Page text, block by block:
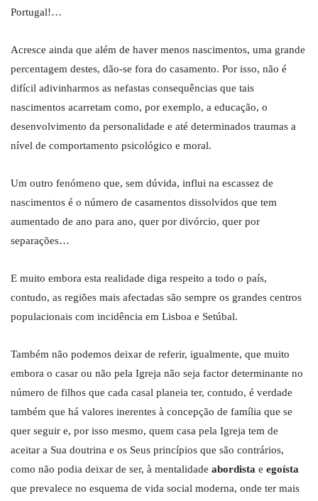
Portugal!…
Acresce ainda que além de haver menos nascimentos, uma grande
percentagem destes, dão-se fora do casamento. Por isso, não é
difícil adivinharmos as nefastas consequências que tais
nascimentos acarretam como, por exemplo, a educação, o
desenvolvimento da personalidade e até determinados traumas a
nível de comportamento psicológico e moral.
Um outro fenómeno que, sem dúvida, influi na escassez de
nascimentos é o número de casamentos dissolvidos que tem
aumentado de ano para ano, quer por divórcio, quer por
separações…
E muito embora esta realidade diga respeito a todo o país,
contudo, as regiões mais afectadas são sempre os grandes centros
populacionais com incidência em Lisboa e Setúbal.
Também não podemos deixar de referir, igualmente, que muito
embora o casar ou não pela Igreja não seja factor determinante no
número de filhos que cada casal planeia ter, contudo, é verdade
também que há valores inerentes à concepção de família que se
quer seguir e, por isso mesmo, quem casa pela Igreja tem de
aceitar a Sua doutrina e os Seus princípios que são contrários,
como não podia deixar de ser, à mentalidade abordista e egoísta
que prevalece no esquema de vida social moderna, onde ter mais